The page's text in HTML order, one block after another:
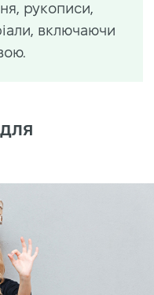
рукописи,
включаючи